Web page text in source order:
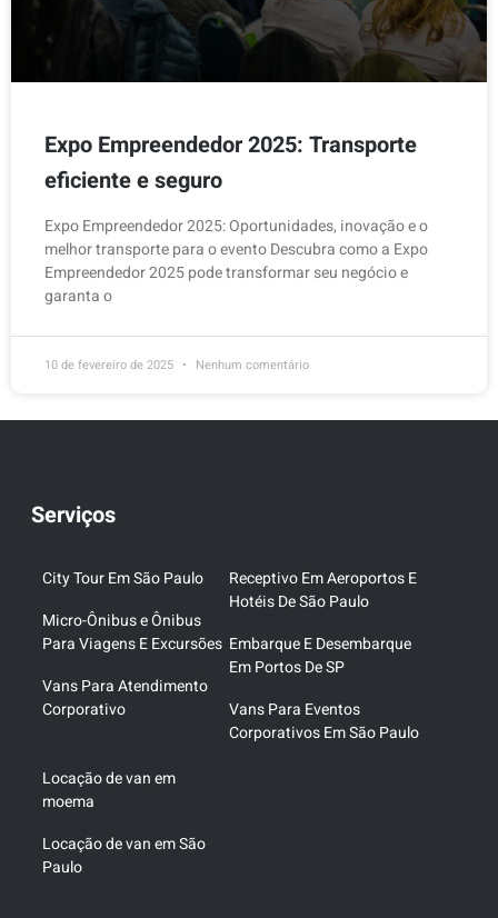
Expo Empreendedor 2025: Transporte
eficiente e seguro
Expo Empreendedor 2025: Oportunidades, inovação e o
melhor transporte para o evento Descubra como a Expo
Empreendedor 2025 pode transformar seu negócio e
garanta o
10 de fevereiro de 2025 Nenhum comentário
Serviços
City Tour Em São Paulo
Micro-Ônibus e Ônibus
Para Viagens E Excursões
Vans Para Atendimento
Corporativo
Receptivo Em Aeroportos E
Hotéis De São Paulo
Embarque E Desembarque
Em Portos De SP
Vans Para Eventos
Corporativos Em São Paulo
Locação de van em
moema
Locação de van em São
Paulo